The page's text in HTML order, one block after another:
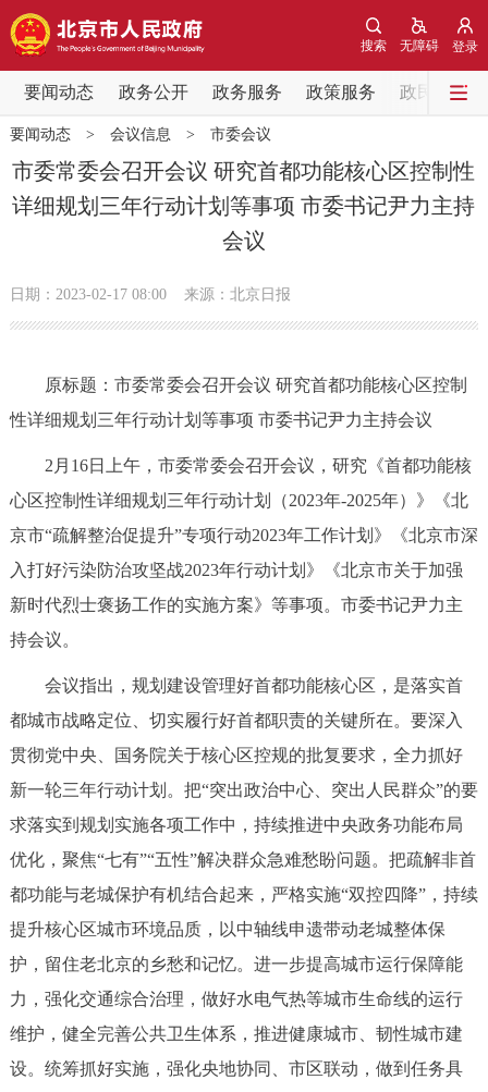
登录
无障碍
搜索
要闻动态 政务公开 政务服务 政策服务 政民互动
要闻动态
党中央精神 国务院信息
北京要闻 会议信息 部门动态
政务公开
市领导 机构职能 政策服务
决策公开 专题公开
政务服务
便民服务 利企服务 投资项目
中介服务 阳光政务
12345网上接诉即办 我要咨询 我要建议
参与调查 在线访谈 图说互动
北京概况 十六区概览 人文北京
要闻动态> 会议信息 > 市委会议
市委常委会召开会议 研究首都功能核心区控制性
详细规划三年行动计划等事项 市委书记尹力主持
会议
日期：2023-02-17 08:00 来源：北京日报
原标题：市委常委会召开会议 研究首都功能核心区控制
性详细规划三年行动计划等事项 市委书记尹力主持会议
2月16日上午，市委常委会召开会议，研究《首都功能核
心区控制性详细规划三年行动计划（2023年-2025年）》《北
京市“疏解整治促提升”专项行动2023年工作计划》《北京市深
入打好污染防治攻坚战2023年行动计划》《北京市关于加强
新时代烈士褒扬工作的实施方案》等事项。市委书记尹力主
持会议。
会议指出，规划建设管理好首都功能核心区，是落实首
都城市战略定位、切实履行好首都职责的关键所在。要深入
贯彻党中央、国务院关于核心区控规的批复要求，全力抓好
新一轮三年行动计划。把“突出政治中心、突出人民群众”的要
求落实到规划实施各项工作中，持续推进中央政务功能布局
优化，聚焦“七有”“五性”解决群众急难愁盼问题。把疏解非首
都功能与老城保护有机结合起来，严格实施“双控四降”，持续
提升核心区城市环境品质，以中轴线申遗带动老城整体保
护，留住老北京的乡愁和记忆。进一步提高城市运行保障能
力，强化交通综合治理，做好水电气热等城市生命线的运行
维护，健全完善公共卫生体系，推进健康城市、韧性城市建
设。统筹抓好实施，强化央地协同、市区联动，做到任务具